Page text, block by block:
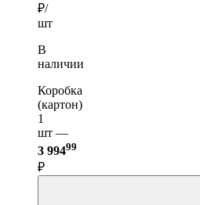
₽/
шт
В
наличии
Коробка
(картон)
1
шт —
3 99499
₽